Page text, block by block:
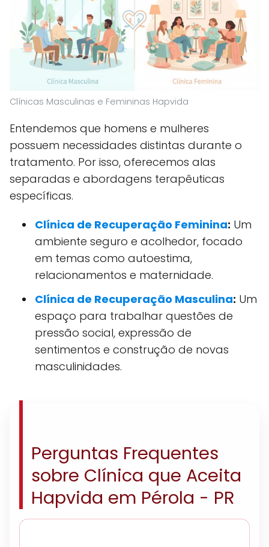
Clínicas Masculinas e Femininas Hapvida
Entendemos que homens e mulheres
possuem necessidades distintas durante o
tratamento. Por isso, oferecemos alas
separadas e abordagens terapêuticas
específicas.
Clínica de Recuperação Feminina: Um
ambiente seguro e acolhedor, focado
em temas como autoestima,
relacionamentos e maternidade.
Clínica de Recuperação Masculina: Um
espaço para trabalhar questões de
pressão social, expressão de
sentimentos e construção de novas
masculinidades.
Perguntas Frequentes
sobre Clínica que Aceita
Hapvida em Pérola - PR